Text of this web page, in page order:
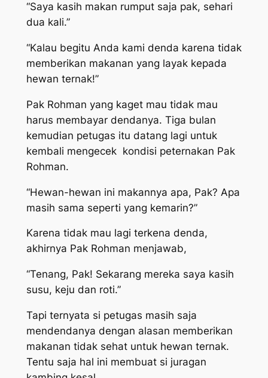
“Saya kasih makan rumput saja pak, sehari
dua kali.”
“Kalau begitu Anda kami denda karena tidak
memberikan makanan yang layak kepada
hewan ternak!”
Pak Rohman yang kaget mau tidak mau
harus membayar dendanya. Tiga bulan
kemudian petugas itu datang lagi untuk
kembali mengecek kondisi peternakan Pak
Rohman.
“Hewan-hewan ini makannya apa, Pak? Apa
masih sama seperti yang kemarin?”
Karena tidak mau lagi terkena denda,
akhirnya Pak Rohman menjawab,
“Tenang, Pak! Sekarang mereka saya kasih
susu, keju dan roti.”
Tapi ternyata si petugas masih saja
mendendanya dengan alasan memberikan
makanan tidak sehat untuk hewan ternak.
Tentu saja hal ini membuat si juragan